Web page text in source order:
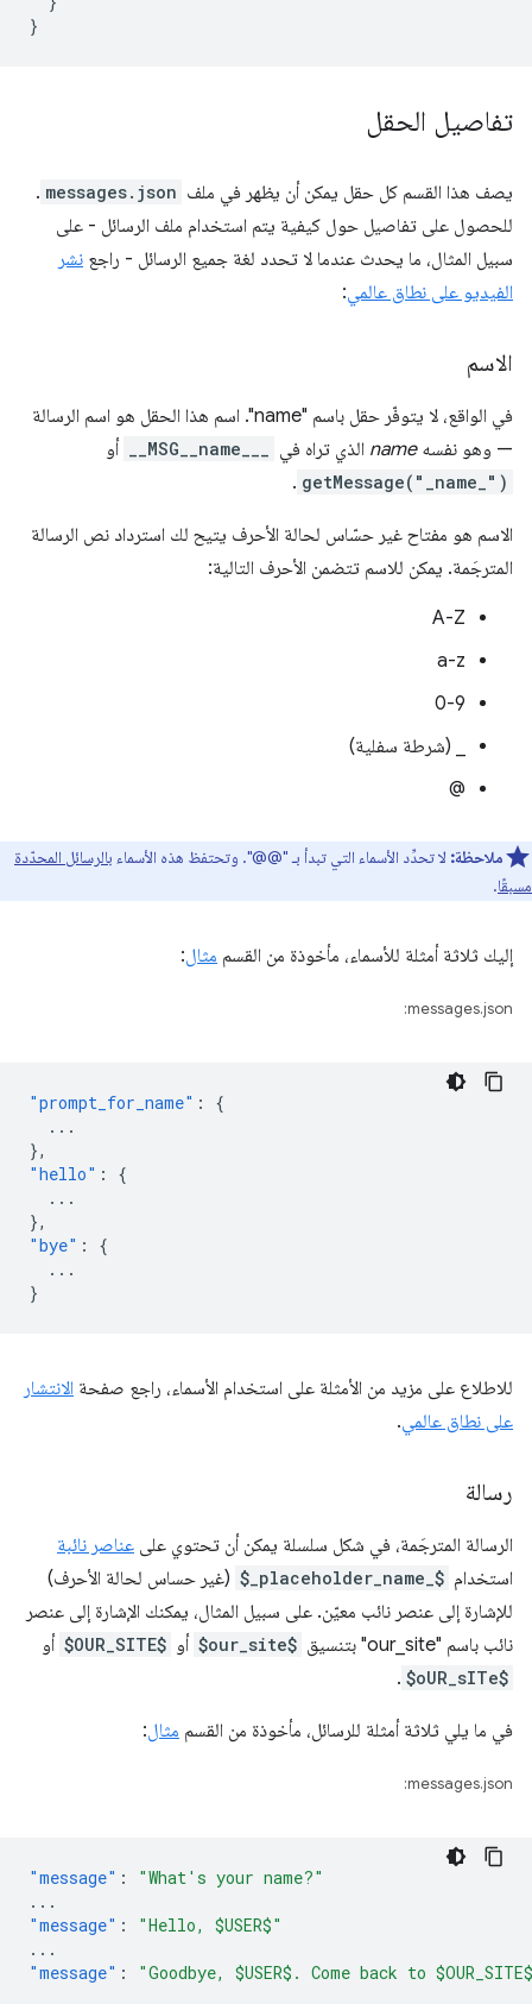
}
تفاصيل الحقل
يصف هذا القسم كل حقل يمكن أن يظهر في ملف messages.json
.
للحصول على تفاصيل حول كيفية يتم استخدام ملف الرسائل - على
سبيل المثال، ما يحدث عندما لا تحدد لغة جميع الرسائل - راجع نشر
الفيديو على نطاق عالمي:
الاسم
في الواقع، لا يتوفّر حقل باسم "name". اسم هذا الحقل هو اسم الرسالة
— وهو نفسهname الذي تراه في __MSG__name___ أو
getMessage("_name_")
.
الاسم هو مفتاح غير حسّاس لحالة الأحرف يتيح لك استرداد نص الرسالة
المترجَمة. يمكن للاسم تتضمن الأحرف التالية:
A-Z
a-z
0-9
_ (شرطة سفلية)
@
ملاحظة: لا تحدِّد الأسماء التي تبدأ بـ "@@". وتحتفظ هذه الأسماء بالرسائل المحدّدة
مسبقًا.
إليك ثلاثة أمثلة للأسماء، مأخوذة من القسم مثال:
messages.json:
"prompt_for_name" :
{
...
},
"hello" :
{
...
},
"bye" :
{
...
}
للاطلاع على مزيد من الأمثلة على استخدام الأسماء، راجع صفحة الانتشار
على نطاق عالمي.
رسالة
الرسالة المترجَمة، في شكل سلسلة يمكن أن تحتوي على عناصر نائبة
استخدام $_placeholder_name_$ (غير حساس لحالة الأحرف)
للإشارة إلى عنصر نائب معيّن. على سبيل المثال، يمكنك الإشارة إلى عنصر
نائب باسم "our_site" بتنسيق
$our_site$ أو $OUR_SITE$ أو
$oUR_sITe$
.
في ما يلي ثلاثة أمثلة للرسائل، مأخوذة من القسم مثال:
messages.json:
"message" :
"What's your name?"
...
"message" :
"Hello, $USER$"
...
"message" : "Goodbye, $USER$. Come back to